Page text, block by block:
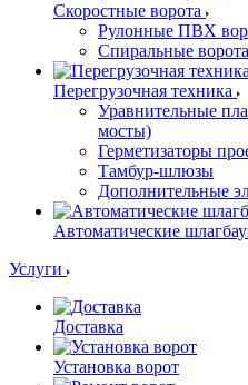
Скоростные ворота
Рулонные ПВХ
Спиральные ворота
Перегрузочная техника
Уравнительные
мосты)
Герметизаторы
Тамбур-шлюзы
Дополнительные
Автоматические
Услуги
Доставка
Установка ворот